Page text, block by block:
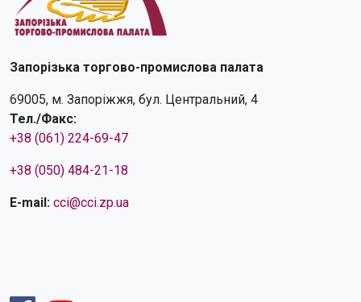
Запорізька торгово-промислова палата
69005, м. Запоріжжя, бул. Центральний, 4
Тел./Факс:
+38 (061) 224-69-47
+38 (050) 484-21-18
E-mail: cci@cci.zp.ua